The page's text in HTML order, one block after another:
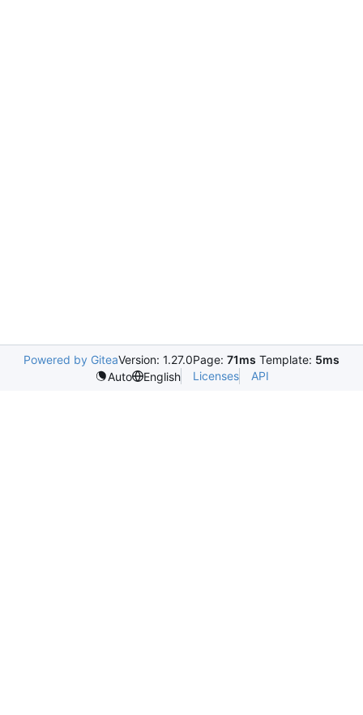
Powered by GiteaVersion: 1.27.0Page: 71ms Template: 5ms
Auto
English Licenses API